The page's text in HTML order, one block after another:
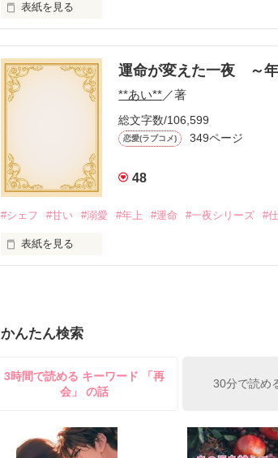
表紙を見る
救いを求めてバリ島へと旅立った。
運命が変えた一夜 ～
**あい**／著
総文字数/106,599
恋愛(ラブコメ) 349ページ
48
#シェフ #甘い #溺愛 #年上 #運命 #一夜シリーズ #
表紙を見る
薄井綾乃(うすい　あやの)
彼女を甘く包み込むシェフ
かんたん検索
3時間で読める キーワード 「再
会」 の話
30分で読め